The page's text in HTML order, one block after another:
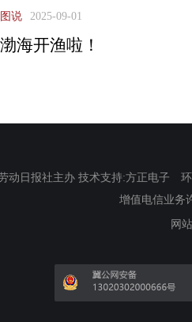
图说 2025-09-01
渤海开渔啦！
日报社主办 技术支持:方正电子
增值电信业务
网